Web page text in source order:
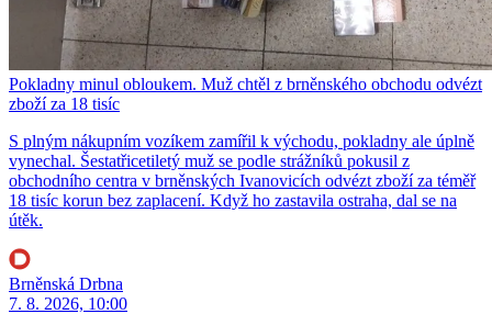
Pokladny minul obloukem. Muž chtěl z brněnského obchodu odvézt
zboží za 18 tisíc
S plným nákupním vozíkem zamířil k východu, pokladny ale úplně
vynechal. Šestatřicetiletý muž se podle strážníků pokusil z
obchodního centra v brněnských Ivanovicích odvézt zboží za téměř
18 tisíc korun bez zaplacení. Když ho zastavila ostraha, dal se na
útěk.
Brněnská Drbna
7. 8. 2026, 10:00